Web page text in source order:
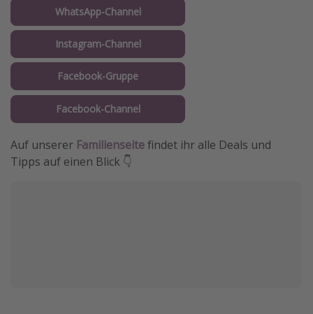
WhatsApp-Channel
Instagram-Channel
Facebook-Gruppe
Facebook-Channel
Auf unserer Familienseitefindet ihr alle Deals und
Tipps auf einen Blick 👇